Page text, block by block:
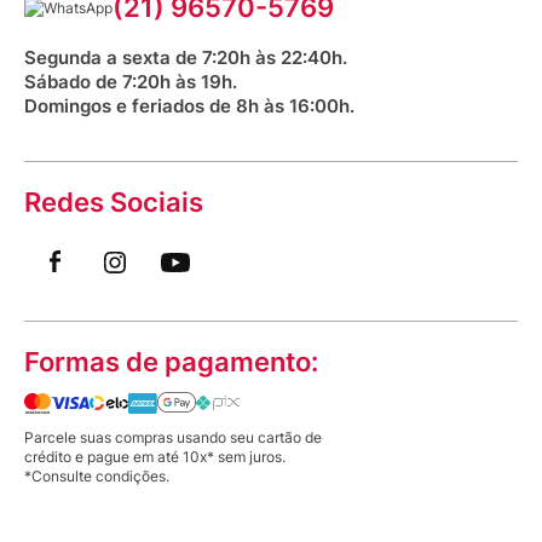
Saúde na praça
(21) 96570-5769
Segunda a sexta de 7:20h às 22:40h.
Sábado de 7:20h às 19h.
Domingos e feriados de 8h às 16:00h.
Redes Sociais
Formas de pagamento:
Parcele suas compras usando seu cartão de
crédito e pague em até 10x* sem juros.
*Consulte condições.